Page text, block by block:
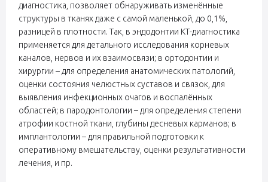
диагностика, позволяет обнаруживать изменённые
структуры в тканях даже с самой маленькой, до 0,1%,
разницей в плотности. Так, в эндодонтии КТ-диагностика
применяется для детального исследования корневых
каналов, нервов и их взаимосвязи; в ортодонтии и
хирургии – для определения анатомических патологий,
оценки состояния челюстных суставов и связок, для
выявления инфекционных очагов и воспалённых
областей; в пародонтологии – для определения степени
атрофии костной ткани, глубины десневых карманов; в
имплантологии – для правильной подготовки к
оперативному вмешательству, оценки результативности
лечения, и пр.